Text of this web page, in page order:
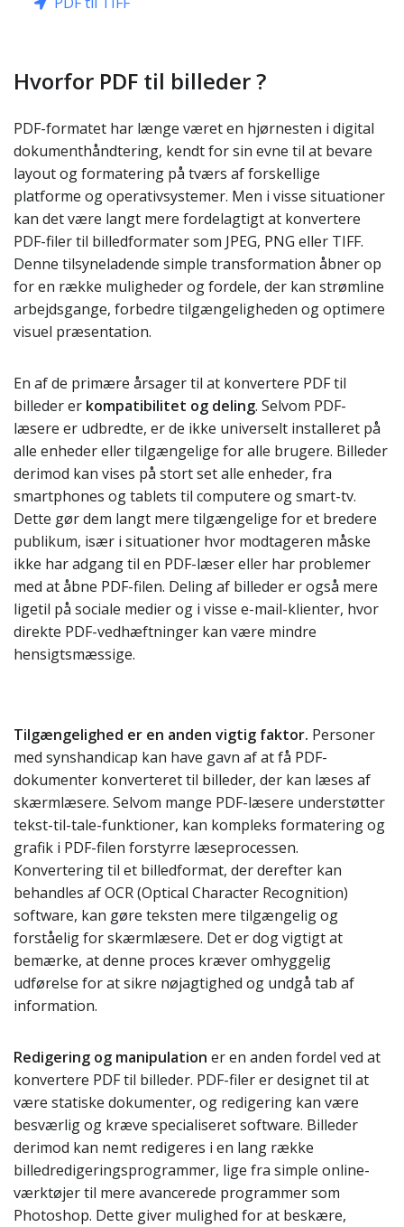
Hvorfor PDF til billeder ?
PDF-formatet har længe været en hjørnesten i digital
dokumenthåndtering, kendt for sin evne til at bevare
layout og formatering på tværs af forskellige
platforme og operativsystemer. Men i visse situationer
kan det være langt mere fordelagtigt at konvertere
PDF-filer til billedformater som JPEG, PNG eller TIFF.
Denne tilsyneladende simple transformation åbner op
for en række muligheder og fordele, der kan strømline
arbejdsgange, forbedre tilgængeligheden og optimere
visuel præsentation.
En af de primære årsager til at konvertere PDF til
billeder er kompatibilitet og deling. Selvom PDF-
læsere er udbredte, er de ikke universelt installeret på
alle enheder eller tilgængelige for alle brugere. Billeder
derimod kan vises på stort set alle enheder, fra
smartphones og tablets til computere og smart-tv.
Dette gør dem langt mere tilgængelige for et bredere
publikum, især i situationer hvor modtageren måske
ikke har adgang til en PDF-læser eller har problemer
med at åbne PDF-filen. Deling af billeder er også mere
ligetil på sociale medier og i visse e-mail-klienter, hvor
direkte PDF-vedhæftninger kan være mindre
hensigtsmæssige.
Tilgængelighed er en anden vigtig faktor. Personer
med synshandicap kan have gavn af at få PDF-
dokumenter konverteret til billeder, der kan læses af
skærmlæsere. Selvom mange PDF-læsere understøtter
tekst-til-tale-funktioner, kan kompleks formatering og
grafik i PDF-filen forstyrre læseprocessen.
Konvertering til et billedformat, der derefter kan
behandles af OCR (Optical Character Recognition)
software, kan gøre teksten mere tilgængelig og
forståelig for skærmlæsere. Det er dog vigtigt at
bemærke, at denne proces kræver omhyggelig
udførelse for at sikre nøjagtighed og undgå tab af
information.
Redigering og manipulation er en anden fordel ved at
konvertere PDF til billeder. PDF-filer er designet til at
være statiske dokumenter, og redigering kan være
besværlig og kræve specialiseret software. Billeder
derimod kan nemt redigeres i en lang række
billedredigeringsprogrammer, lige fra simple online-
værktøjer til mere avancerede programmer som
Photoshop. Dette giver mulighed for at beskære,